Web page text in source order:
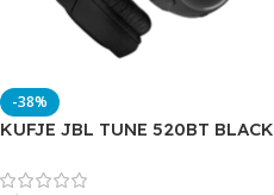
-38%
KUFJE JBL TUNE 520BT BLACK